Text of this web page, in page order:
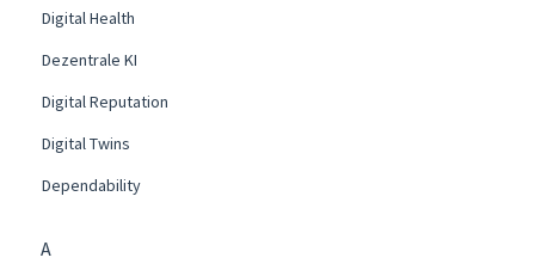
Digital Health
Dezentrale KI
Digital Reputation
Digital Twins
Dependability
A